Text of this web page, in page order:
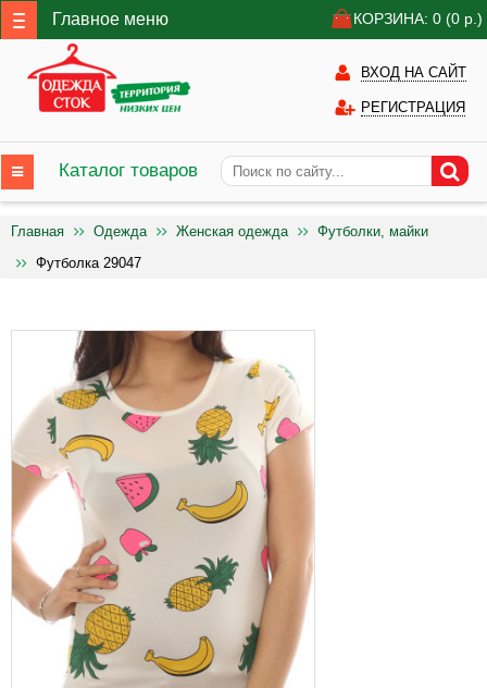
Главное меню КОРЗИНА: 0 (0 р.)
ВХОД НА САЙТ
РЕГИСТРАЦИЯ
Каталог товаров
Главная Одежда Женская одежда
Футболки, майки
Футболка 29047